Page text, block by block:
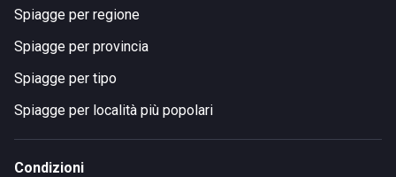
Spiagge per regione
Spiagge per provincia
Spiagge per tipo
Spiagge per località più popolari
Condizioni